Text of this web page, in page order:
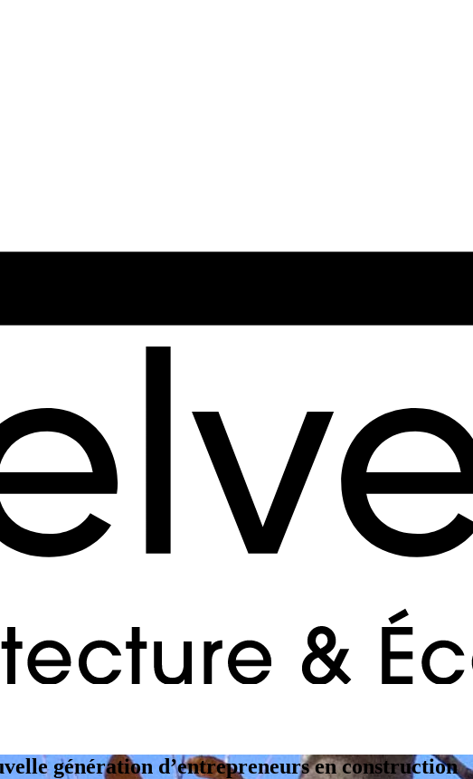
génération d’entrepreneurs en construction